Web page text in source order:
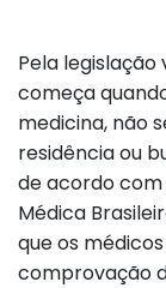
Pela
começa
medicina, não
residência ou
de acordo com
Médica
que os
comprovação